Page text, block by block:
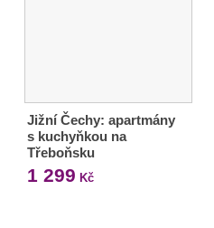
Jižní Čechy: apartmány
s kuchyňkou na
Třeboňsku
1 299 Kč